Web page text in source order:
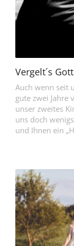
Vergelt´s
Auch wenn seit
gute zwei
unser zweites
uns doch
und Ihnen ein